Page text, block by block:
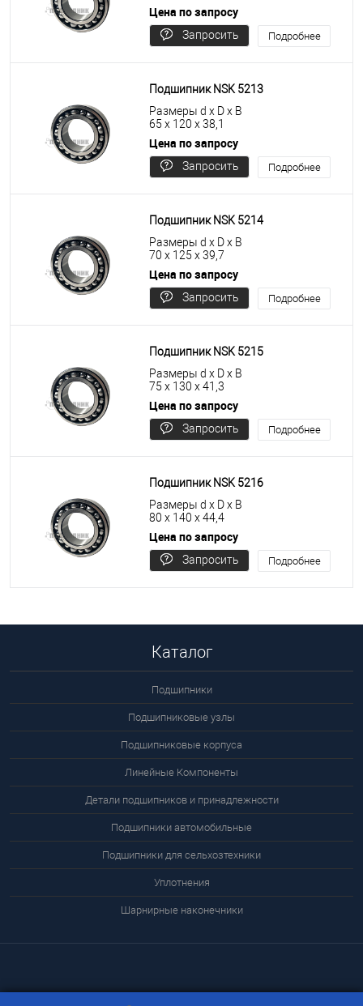
Цена по запросу
Запросить
Подробнее
Подшипник NSK 5213
Размеры d x D x B
65 x 120 x 38,1
Цена по запросу
Запросить
Подробнее
Подшипник NSK 5214
Размеры d x D x B
70 x 125 x 39,7
Цена по запросу
Запросить
Подробнее
Подшипник NSK 5215
Размеры d x D x B
75 x 130 x 41,3
Цена по запросу
Запросить
Подробнее
Подшипник NSK 5216
Размеры d x D x B
80 x 140 x 44,4
Цена по запросу
Запросить
Подробнее
Каталог
Подшипники
Подшипниковые узлы
Подшипниковые корпуса
Линейные Компоненты
Детали подшипников и принадлежности
Подшипники автомобильные
Подшипники для сельхозтехники
Уплотнения
Шарнирные наконечники